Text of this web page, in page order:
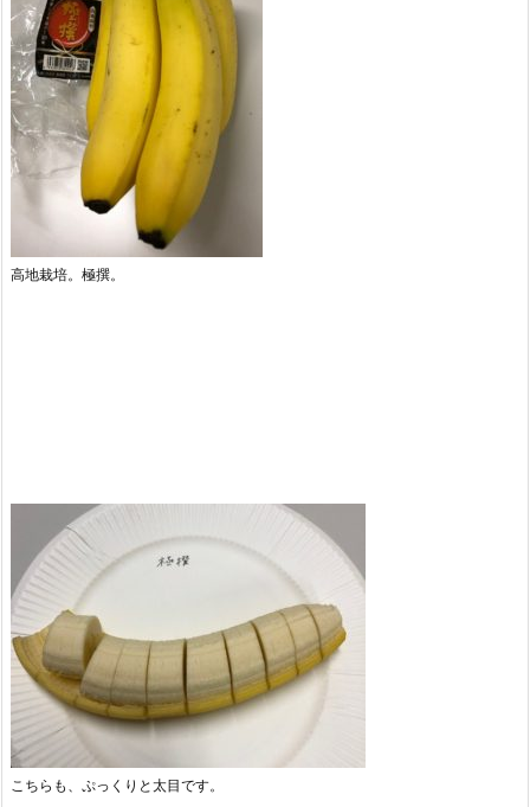
高地栽培。極撰。
こちらも、ぷっくりと太目です。